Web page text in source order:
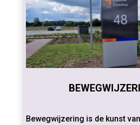
Bewegwijzering is de kunst